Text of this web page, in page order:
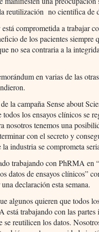
reutilización no científica de
comprometida a trabajar
de los pacientes siempre
no sea contraria a la
en varias de las
la campaña Sense about
los ensayos clínicos se
nosotros tenemos una
con el secreto y
industria se comprometa
trabajando con PhRMA en
datos de ensayos clínicos”
declaración esta semana.
algunos quieren que todos
está trabajando con las partes
reutilicen los datos.